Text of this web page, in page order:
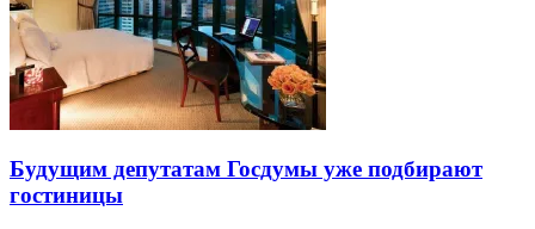
Будущим депутатам Госдумы уже подбирают
гостиницы